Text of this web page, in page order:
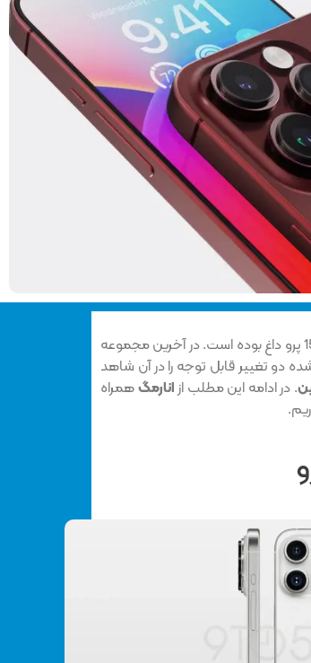
در ماه‌های اخیر بازار شایعات و اخبار پیرامون آیفون 15 پرو داغ بوده است. در آخرین مجموعه
ارائه شده دو تغییر قابل توجه را در آن شاهد
. در ادامه این مطلب ازانارمگهمراه